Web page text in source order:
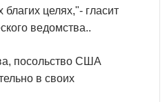
целях,"- гласит
ведомства..
посольство США
в своих